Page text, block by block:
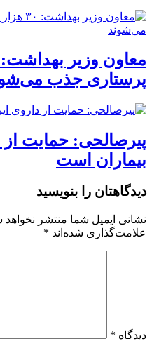
پرستاری جذب
پیرصالحی: حمایت از
بیماران است
دیدگاهتان را بنویسید
نشانی ایمیل شما منتشر نخواهد
علامت‌گذاری شده‌اند *
دیدگاه *